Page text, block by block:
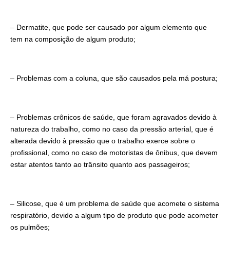
– Dermatite, que pode ser causado por algum elemento que
tem na composição de algum produto;
– Problemas com a coluna, que são causados pela má postura;
– Problemas crônicos de saúde, que foram agravados devido à
natureza do trabalho, como no caso da pressão arterial, que é
alterada devido à pressão que o trabalho exerce sobre o
profissional, como no caso de motoristas de ônibus, que devem
estar atentos tanto ao trânsito quanto aos passageiros;
– Silicose, que é um problema de saúde que acomete o sistema
respiratório, devido a algum tipo de produto que pode acometer
os pulmões;